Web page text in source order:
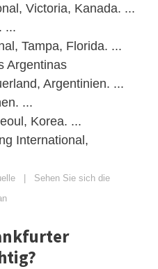
Victoria, Kanada. ...
...
Tampa, Florida. ...
Argentinas
Argentinien. ...
...
Korea. ...
International,
| Sehen Sie sich die